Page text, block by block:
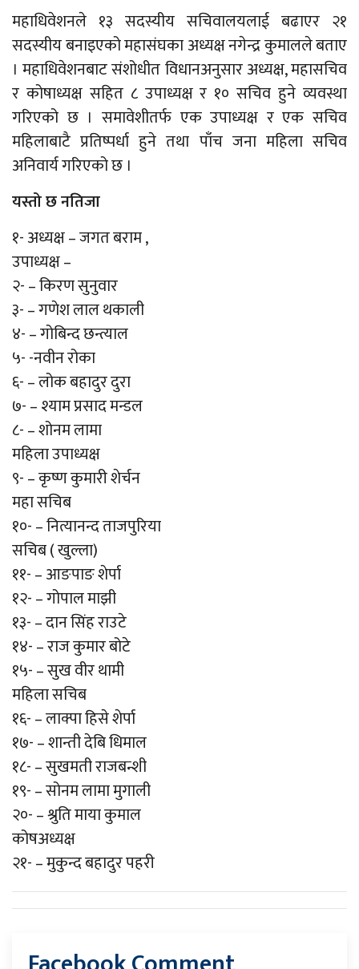
महाधिवेशनले १३ सदस्यीय सचिवालयलाई बढाएर २१
सदस्यीय बनाइएको महासंघका अध्यक्ष नगेन्द्र कुमालले बताए
। महाधिवेशनबाट संशोधीत विधानअनुसार अध्यक्ष, महासचिव
र कोषाध्यक्ष सहित ८ उपाध्यक्ष र १० सचिव हुने व्यवस्था
गरिएको छ । समावेशीतर्फ एक उपाध्यक्ष र एक सचिव
महिलाबाटै प्रतिष्पर्धा हुने तथा पाँच जना महिला सचिव
अनिवार्य गरिएको छ ।
यस्तो छ नतिजा
१- अध्यक्ष – जगत बराम ,
उपाध्यक्ष –
२- – किरण सुनुवार
३- – गणेश लाल थकाली
४- – गोबिन्द छन्त्याल
५- -नवीन रोका
६- – लोक बहादुर दुरा
७- – श्याम प्रसाद मन्डल
८- – शोनम लामा
महिला उपाध्यक्ष
९- – कृष्ण कुमारी शेर्चन
महा सचिब
१०- – नित्यानन्द ताजपुरिया
सचिब ( खुल्ला)
११- – आङपाङ शेर्पा
१२- – गोपाल माझी
१३- – दान सिंह राउटे
१४- – राज कुमार बोटे
१५- – सुख वीर थामी
महिला सचिब
१६- – लाक्पा हिसे शेर्पा
१७- – शान्ती देबि धिमाल
१८- – सुखमती राजबन्शी
१९- – सोनम लामा मुगाली
२०- – श्रुति माया कुमाल
कोषअध्यक्ष
२१- – मुकुन्द बहादुर पहरी